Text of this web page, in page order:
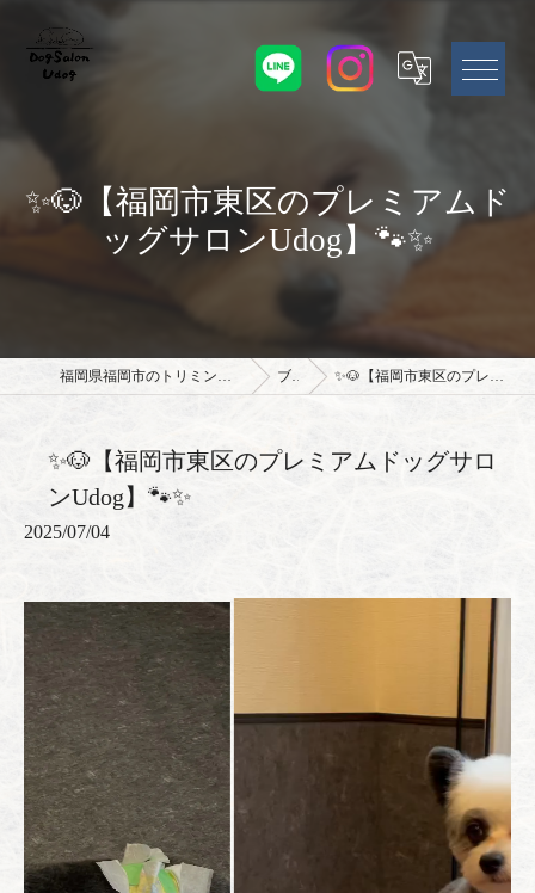
✨🐶【福岡市東区のプレミアムド
ッグサロンUdog】🐾✨
福岡県福岡市のトリミングサロンならドッグサロン Udog ブログ ✨🐶【福岡市東区のプレミアムドッグサロンUdog】🐾✨
✨🐶【福岡市東区のプレミアムドッグサロ
ンUdog】🐾✨
2025/07/04